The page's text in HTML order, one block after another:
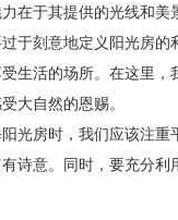
于其提供的光线和美
于刻意地定义阳光房的
生活的场所。在这里，
大自然的恩赐。
房时，我们应该注重
诗意。同时，要充分利